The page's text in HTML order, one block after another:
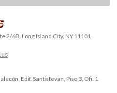
2/6B, Long Island City, NY 11101
Edif. Santistevan, Piso 3, Ofi. 1